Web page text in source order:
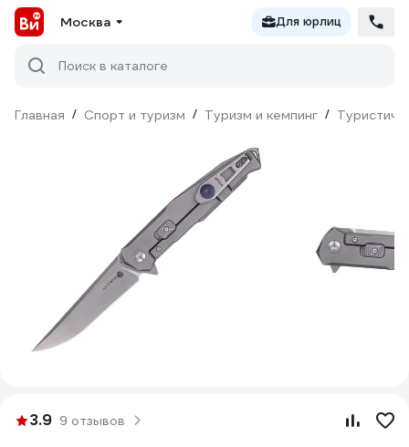
Москва Для юрлиц
Поиск в каталоге
Главная / Спорт и туризм / Туризм и кемпинг /
3.9 9 отзывов